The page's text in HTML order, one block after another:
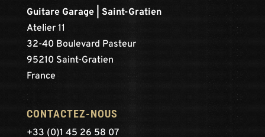
Guitare Garage | Saint-Gratien
Atelier 11
32-40 Boulevard Pasteur
95210 Saint-Gratien
France
CONTACTEZ-NOUS
+33 (0)1 45 26 58 07